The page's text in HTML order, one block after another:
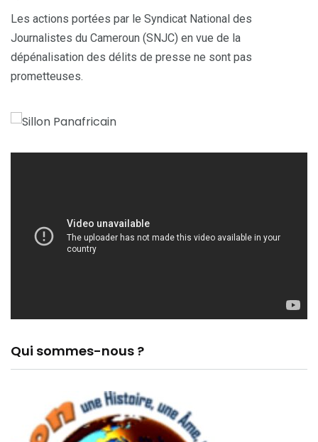
Les actions portées par le Syndicat National des
Journalistes du Cameroun (SNJC) en vue de la
dépénalisation des délits de presse ne sont pas
prometteuses.
Qui sommes-nous ?